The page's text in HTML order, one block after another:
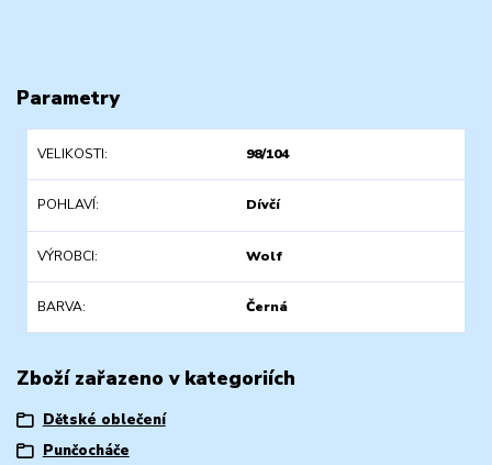
Parametry
VELIKOSTI 98/104
POHLAVÍ Dívčí
VÝROBCI Wolf
BARVA Černá
Zboží zařazeno v kategoriích
Dětské oblečení
Punčocháče